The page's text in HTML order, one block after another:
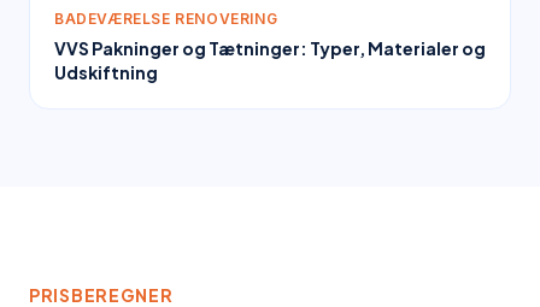
BADEVÆRELSE RENOVERING
VVS Pakninger og Tætninger: Typer, Materialer og
Udskiftning
PRISBEREGNER